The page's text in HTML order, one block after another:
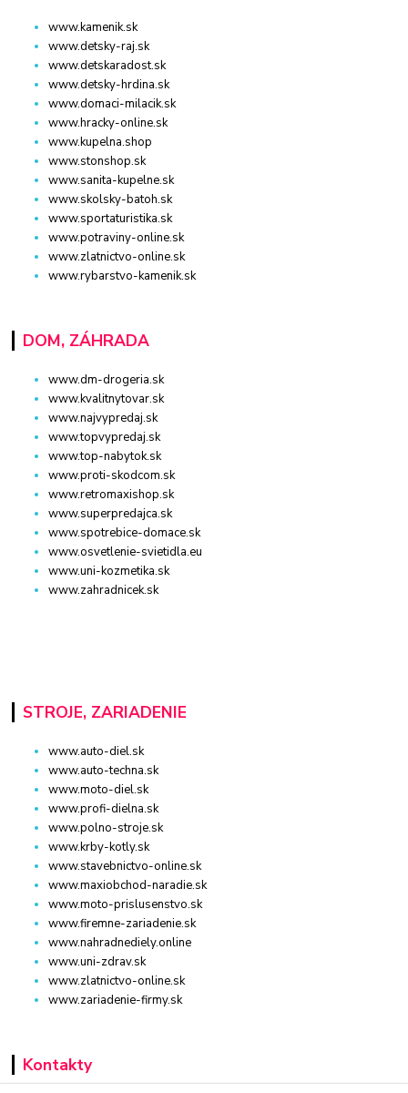
www.kamenik.sk
www.detsky-raj.sk
www.detskaradost.sk
www.detsky-hrdina.sk
www.domaci-milacik.sk
www.hracky-online.sk
www.kupelna.shop
www.stonshop.sk
www.sanita-kupelne.sk
www.skolsky-batoh.sk
www.sportaturistika.sk
www.potraviny-online.sk
www.zlatnictvo-online.sk
www.rybarstvo-kamenik.sk
DOM, ZÁHRADA
www.dm-drogeria.sk
www.kvalitnytovar.sk
www.najvypredaj.sk
www.topvypredaj.sk
www.top-nabytok.sk
www.proti-skodcom.sk
www.retromaxishop.sk
www.superpredajca.sk
www.spotrebice-domace.sk
www.osvetlenie-svietidla.eu
www.uni-kozmetika.sk
www.zahradnicek.sk
STROJE, ZARIADENIE
www.auto-diel.sk
www.auto-techna.sk
www.moto-diel.sk
www.profi-dielna.sk
www.polno-stroje.sk
www.krby-kotly.sk
www.stavebnictvo-online.sk
www.maxiobchod-naradie.sk
www.moto-prislusenstvo.sk
www.firemne-zariadenie.sk
www.nahradnediely.online
www.uni-zdrav.sk
www.zlatnictvo-online.sk
www.zariadenie-firmy.sk
Kontakty